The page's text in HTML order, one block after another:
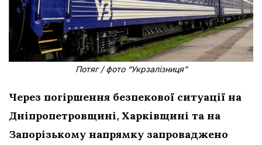
Потяг / фото “Укрзалізниця”
Через погіршення безпекової ситуації на
Дніпропетровщині, Харківщині та на
Запорізькому напрямку запроваджено